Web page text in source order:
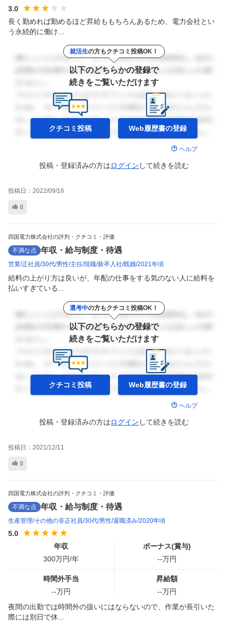
3.0
長く勤めれば勤めるほど昇給ももちろんあるため、電力会社とい
う永続的に働け...
就活生の方もクチコミ投稿OK！
以下のどちらかの登録で
続きをご覧いただけます
クチコミ投稿 Web履歴書の登録
ヘルプ
投稿・登録済みの方はログイン して続きを読む
投稿日： 2022/09/16
0
四国電力株式会社の評判・クチコミ・評価
不満な点 年収・給与制度・待遇
営業 正社員 30代 男性 主任 現職 新卒入社 既婚 2021年頃
給料の上がり方は良いが、年配の仕事をする気のない人に給料を
払いすぎている...
選考中の方もクチコミ投稿OK！
以下のどちらかの登録で
続きをご覧いただけます
クチコミ投稿 Web履歴書の登録
ヘルプ
投稿・登録済みの方はログイン して続きを読む
投稿日： 2021/12/11
0
四国電力株式会社の評判・クチコミ・評価
不満な点 年収・給与制度・待遇
生産管理 その他の非正社員 30代 男性 退職済み 2020年頃
5.0
年収
300万円/年
ボーナス(賞与)
--万円
時間外手当
--万円
昇給額
--万円
夜間の出勤では時間外の扱いにはならないので、作業が長引いた
際には別日で休...